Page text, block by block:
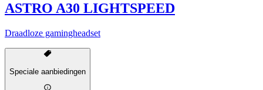
ASTRO A30 LIGHTSPEED
Draadloze gamingheadset
Speciale aanbiedingen